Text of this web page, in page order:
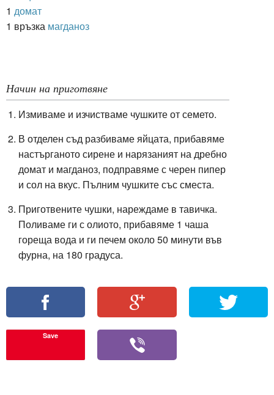
1 домат
1 връзка магданоз
Начин на приготвяне
Измиваме и изчистваме чушките от семето.
В отделен съд разбиваме яйцата, прибавяме
настърганото сирене и нарязаният на дребно
домат и магданоз, подправяме с черен пипер
и сол на вкус. Пълним чушките със сместа.
Приготвените чушки, нареждаме в тавичка.
Поливаме ги с олиото, прибавяме 1 чаша
гореща вода и ги печем около 50 минути във
фурна, на 180 градуса.
Save